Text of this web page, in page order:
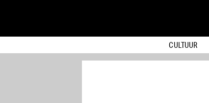
CULTUUR